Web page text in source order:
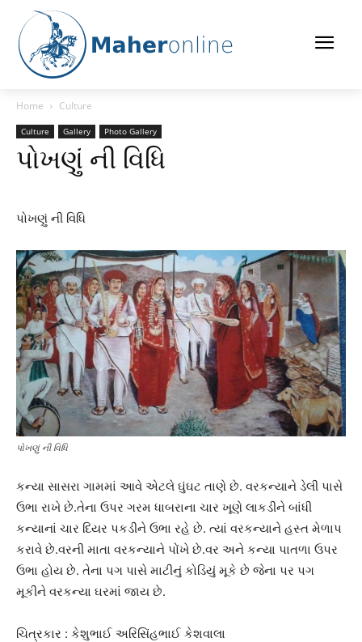
Home Culture
Culture Gallery Photo Gallery
પોખણું ની વિધિ
પોખણું ની વિધિ
પોખણું ની વિધિ
કન્યા સાસરા ગામમાં આવે એટલે ઘુંઘટ તાણે છે. વરકન્યાને ડેલી પાસે
ઉભા રાખે છે.તેના ઉપર ગરમ ધાબરાના ચાર ખૂણે લાકડીને બાંધી
કન્યાનાં ચાર દિયર પકડીને ઉભા રહે છે. ત્યાં વરકન્યાને હસ્ત મેળાપ
કરાવે છે.વરની માતા વરકન્યાને પોંખે છે.વર અને કન્યા પાતળા ઉપર
ઉભા હોય છે. તેના પગ પાસે માટીનું કોડિયું મૂકે છે જેના પર પગ
મૂકીને વરકન્યા ઘરમાં જાય છે.
ચિત્રકાર : કેશુભાઈ અરિસિંહભાઈ કેશવાલા